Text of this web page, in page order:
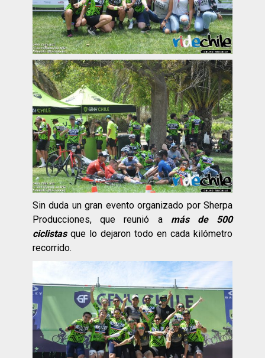
Sin duda un gran evento organizado por Sherpa
Producciones, que reunió a más de 500
ciclistasque lo dejaron todo en cada kilómetro
recorrido.